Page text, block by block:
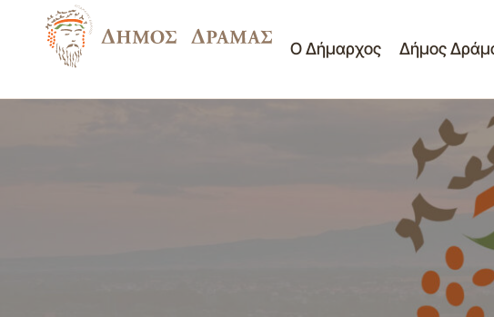
Ο Δήμαρχος Δήμος
Δελτίο τίπου
Δημοτικής